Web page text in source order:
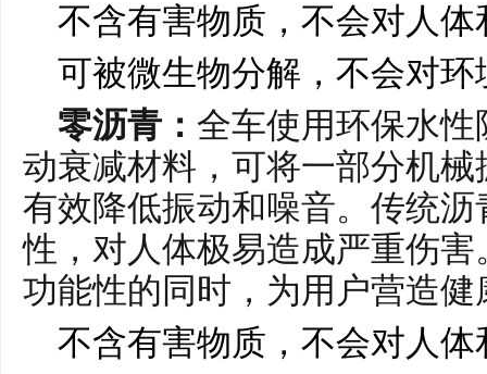
不含有害物质，不会对人
可被微生物分解，不会对环
零沥青： 全车使用环保水
动衰减材料，可将一部分机
有效降低振动和噪音。传统
性，对人体极易造成严重伤
功能性的同时，为用户营造健
不含有害物质，不会对人